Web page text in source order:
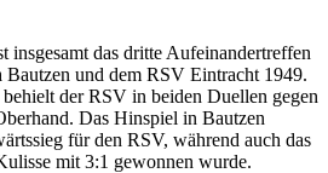
insgesamt das dritte Aufeinandertreffen
und dem RSV Eintracht 1949.
der RSV in beiden Duellen gegen
Das Hinspiel in Bautzen
für den RSV, während auch das
mit 3:1 gewonnen wurde.